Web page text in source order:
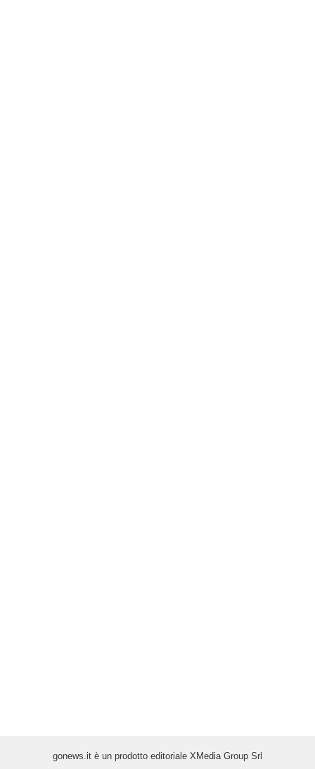
gonews.it è un prodotto editoriale XMedia Group Srl